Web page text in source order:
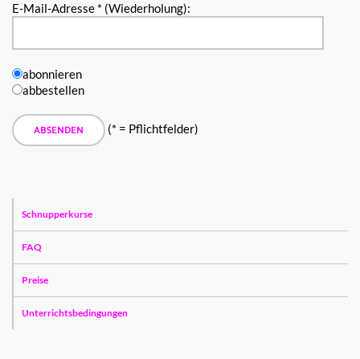
E-Mail-Adresse * (Wiederholung):
abonnieren
abbestellen
(* = Pflichtfelder)
Schnupperkurse
FAQ
Preise
Unterrichtsbedingungen